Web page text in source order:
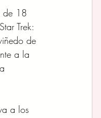
de 18
Trek:
de
a la
a los